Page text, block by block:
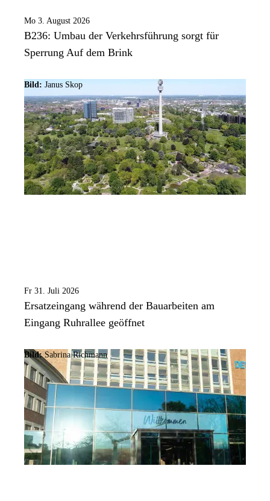
Mo 3. August 2026
B236: Umbau der Verkehrsführung sorgt für
Sperrung Auf dem Brink
Bild: Janus Skop
Fr 31. Juli 2026
Ersatzeingang während der Bauarbeiten am
Eingang Ruhrallee geöffnet
Bild: Sabrina Richmann